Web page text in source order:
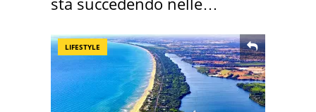
LIFESTYLE